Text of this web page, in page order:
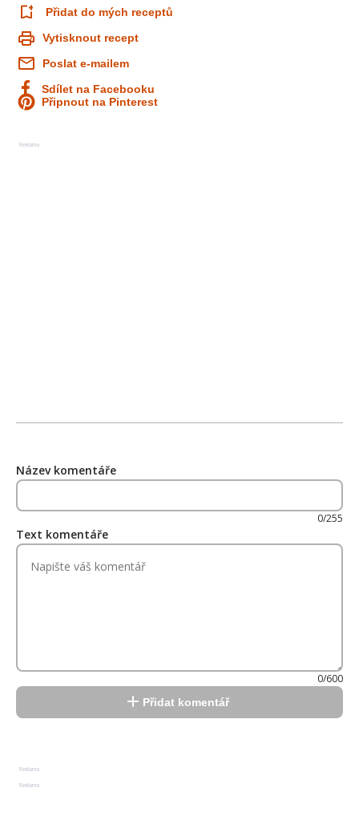
Přidat do mých receptů
Vytisknout recept
Poslat e-mailem
Sdílet na Facebooku
Připnout na Pinterest
Reklama
Název komentáře
0/255
Text komentáře
0/600
Přidat komentář
Reklama
Reklama